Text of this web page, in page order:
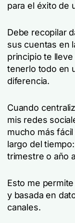
para el éxito de
Debe recopilar
sus cuentas en
principio te
tenerlo todo en
diferencia.
Cuando
mis redes
mucho más
largo del
trimestre o año
Esto me
y basada en
canales.